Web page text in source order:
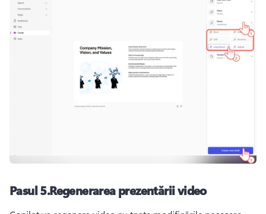
Pasul 5.Regenerarea prezentării video